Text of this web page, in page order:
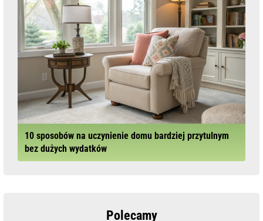
10 sposobów na uczynienie domu bardziej przytulnym
bez dużych wydatków
Polecamy